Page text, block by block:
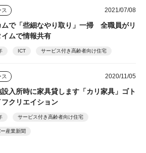
ス 2021/07/08
ムで「些細なやり取り」一掃 全職員がリ
イムで情報共有
ICT サービス付き高齢者向け住宅
ス 2020/11/05
入所時に家具貸します「カリ家具」ゴト
フクリエイション
サービス付き高齢者向け住宅
産業新聞